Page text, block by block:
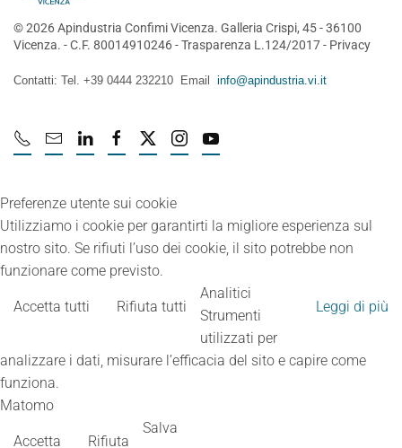
©2026Apindustria Confimi Vicenza. Galleria Crispi, 45 - 36100
Vicenza. - C.F. 80014910246 -Trasparenza L.124/2017- Privacy
Contatti: Tel. +39 0444 232210 Email info@apindustria.vi.it
Preferenze utente sui cookie
Utilizziamo i cookie per garantirti la migliore esperienza sul
nostro sito. Se rifiuti l’uso dei cookie, il sito potrebbe non
funzionare come previsto.
Accetta tutti Rifiuta tutti Leggi di più
Analitici
Strumenti
utilizzati per
analizzare i dati, misurare l’efficacia del sito e capire come
funziona.
Matomo
Accetta Rifiuta
Salva